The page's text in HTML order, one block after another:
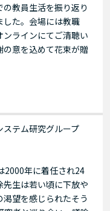
教員生活を振り返り
した。会場には教職
ラインにてご清聴い
意を込めて花束が贈
テム研究グループ
2000年に着任され24
生は若い頃に下放や
望を感じられたそう